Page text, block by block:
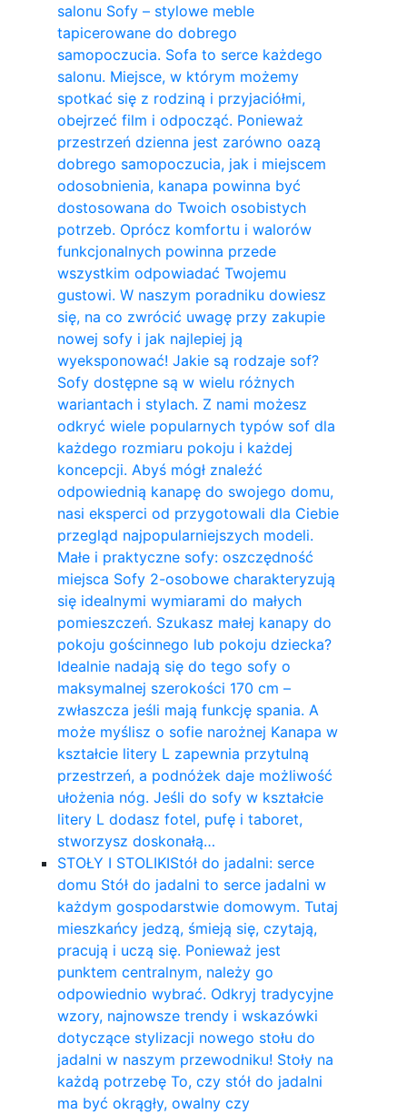
salonu Sofy – stylowe meble
tapicerowane do dobrego
samopoczucia. Sofa to serce każdego
salonu. Miejsce, w którym możemy
spotkać się z rodziną i przyjaciółmi,
obejrzeć film i odpocząć. Ponieważ
przestrzeń dzienna jest zarówno oazą
dobrego samopoczucia, jak i miejscem
odosobnienia, kanapa powinna być
dostosowana do Twoich osobistych
potrzeb. Oprócz komfortu i walorów
funkcjonalnych powinna przede
wszystkim odpowiadać Twojemu
gustowi. W naszym poradniku dowiesz
się, na co zwrócić uwagę przy zakupie
nowej sofy i jak najlepiej ją
wyeksponować! Jakie są rodzaje sof?
Sofy dostępne są w wielu różnych
wariantach i stylach. Z nami możesz
odkryć wiele popularnych typów sof dla
każdego rozmiaru pokoju i każdej
koncepcji. Abyś mógł znaleźć
odpowiednią kanapę do swojego domu,
nasi eksperci od przygotowali dla Ciebie
przegląd najpopularniejszych modeli.
Małe i praktyczne sofy: oszczędność
miejsca Sofy 2-osobowe charakteryzują
się idealnymi wymiarami do małych
pomieszczeń. Szukasz małej kanapy do
pokoju gościnnego lub pokoju dziecka?
Idealnie nadają się do tego sofy o
maksymalnej szerokości 170 cm –
zwłaszcza jeśli mają funkcję spania. A
może myślisz o sofie narożnej Kanapa w
kształcie litery L zapewnia przytulną
przestrzeń, a podnóżek daje możliwość
ułożenia nóg. Jeśli do sofy w kształcie
litery L dodasz fotel, pufę i taboret,
stworzysz doskonałą…
STOŁY I STOLIKIStół do jadalni: serce
domu Stół do jadalni to serce jadalni w
każdym gospodarstwie domowym. Tutaj
mieszkańcy jedzą, śmieją się, czytają,
pracują i uczą się. Ponieważ jest
punktem centralnym, należy go
odpowiednio wybrać. Odkryj tradycyjne
wzory, najnowsze trendy i wskazówki
dotyczące stylizacji nowego stołu do
jadalni w naszym przewodniku! Stoły na
każdą potrzebę To, czy stół do jadalni
ma być okrągły, owalny czy